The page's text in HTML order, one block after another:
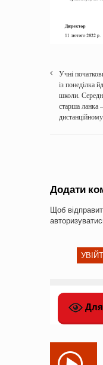
Учні
із понеділка
школи.
старша ланка
Додати
Щоб
Для